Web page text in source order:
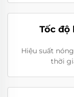
Tốc độ
Hiệu suất
thời